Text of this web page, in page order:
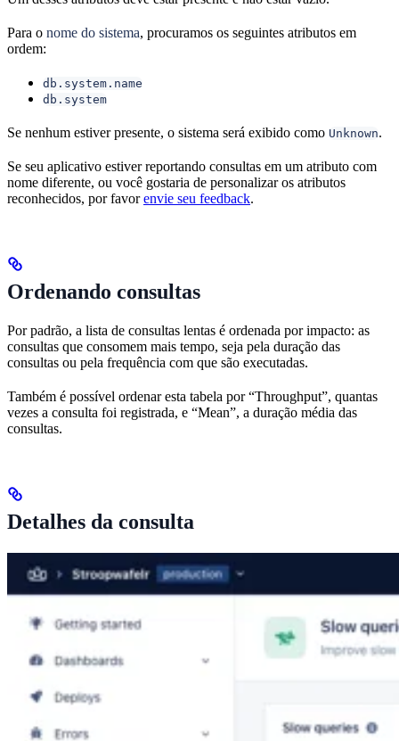
Para o nome do sistema, procuramos os seguintes atributos em
ordem:
db.system.name
db.system
Se nenhum estiver presente, o sistema será exibido como Unknown.
Se seu aplicativo estiver reportando consultas em um atributo com
nome diferente, ou você gostaria de personalizar os atributos
reconhecidos, por favorenvie seu feedback.
Ordenando consultas
Por padrão, a lista de consultas lentas é ordenada por impacto: as
consultas que consomem mais tempo, seja pela duração das
consultas ou pela frequência com que são executadas.
Também é possível ordenar esta tabela por “Throughput”, quantas
vezes a consulta foi registrada, e “Mean”, a duração média das
consultas.
Detalhes da consulta